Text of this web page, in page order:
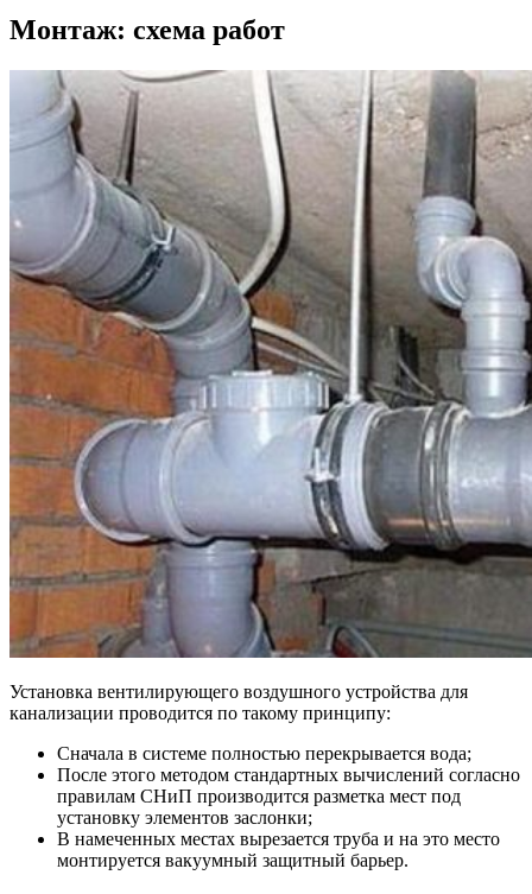
Монтаж: схема работ
Установка вентилирующего воздушного устройства для
канализации проводится по такому принципу:
Сначала в системе полностью перекрывается вода;
После этого методом стандартных вычислений согласно
правилам СНиП производится разметка мест под
установку элементов заслонки;
В намеченных местах вырезается труба и на это место
монтируется вакуумный защитный барьер.